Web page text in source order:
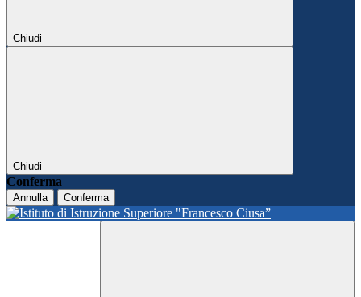
Chiudi
Chiudi
Conferma
Annulla Conferma